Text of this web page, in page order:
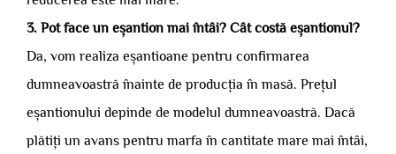
3. Pot face un eșantion mai întâi? Cât costă eșantionul?
Da, vom realiza eșantioane pentru confirmarea
dumneavoastră înainte de producția în masă. Prețul
eșantionului depinde de modelul dumneavoastră. Dacă
plătiți un avans pentru marfa în cantitate mare mai întâi,